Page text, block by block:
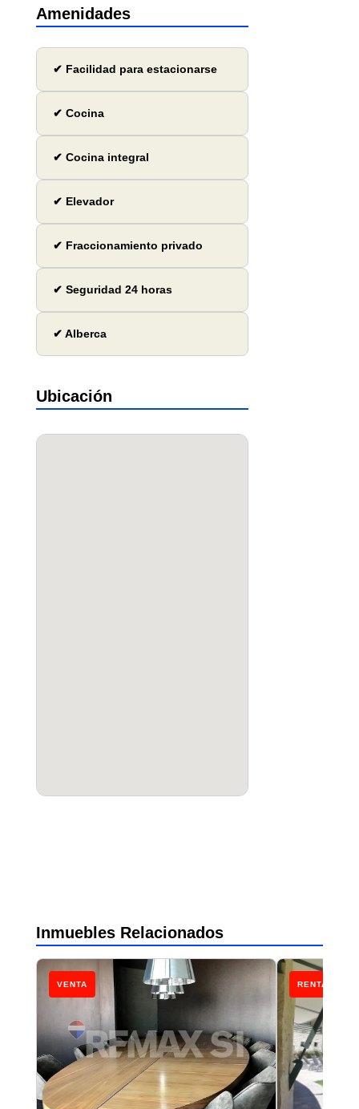
Amenidades
✔ Facilidad para estacionarse
✔ Cocina
✔ Cocina integral
✔ Elevador
✔ Fraccionamiento privado
✔ Seguridad 24 horas
✔ Alberca
Ubicación
Inmuebles Relacionados
VENTA RENTA